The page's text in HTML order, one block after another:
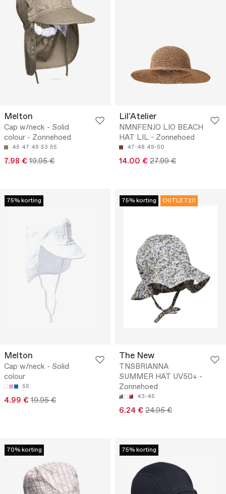
Melton
Cap w/neck - Solid
colour - Zonnehoed
45 47 49 53 55
7.98 € 19.95 €
Lil'Atelier
NMNFENJO LIO BEACH
HAT LIL - Zonnehoed
47-48 49-50
14.00 € 27.99 €
75% korting
Melton
Cap w/neck - Solid
colour
55
4.99 € 19.95 €
75% korting OUTLET20
The New
TNSBRIANNA
SUMMER HAT UV50+ -
Zonnehoed
43-45
6.24 € 24.95 €
70% korting 75% korting